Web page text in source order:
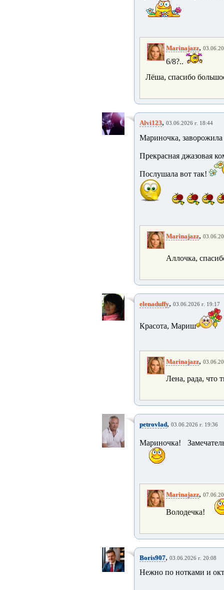
Marinajazz,
6/8?..
Лёша, спасибо
Alvi123, 03.06.2026 г. 18:44
Мариночка,
Прекрасная джазовая
Послушала вот так!
Marinajazz,
Аллочка,
elenaduffy, 03.06.2026 г. 19:17
Красота, Мариш
Marinajazz,
Лена, рада, что
petrovlad, 03.06.2026 г. 19:36
Мариночка!
Marinajazz,
Володечка!
Boris907, 03.06.2026 г. 20:08
Нежно по нотками и